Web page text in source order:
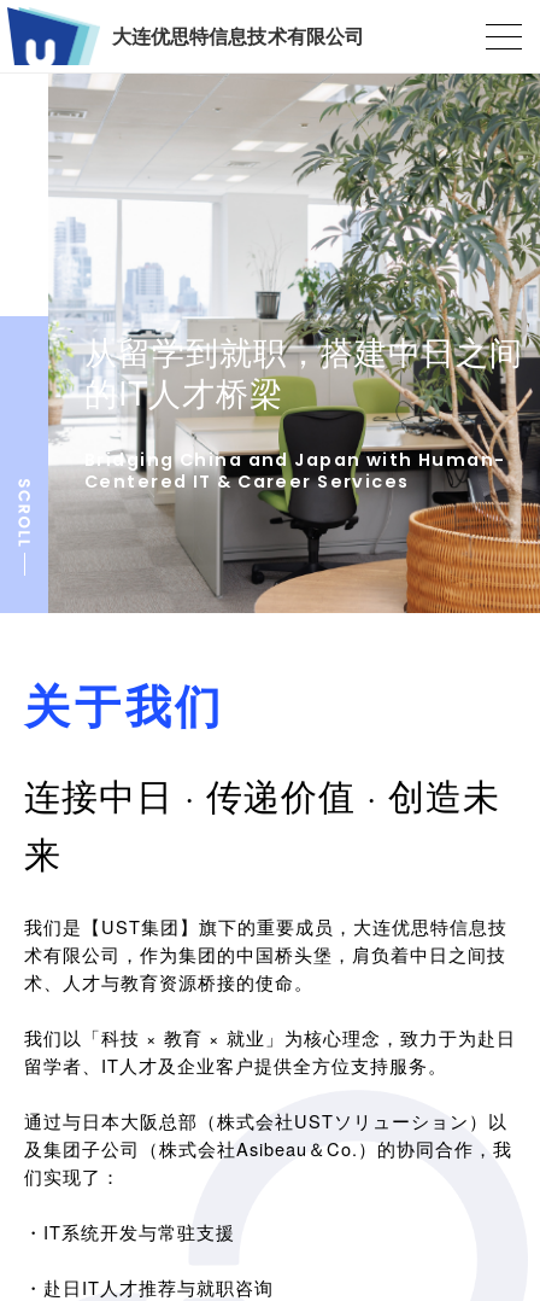
大连优思特信息技术有限公司
从留学到就职，搭建中日之间
的IT人才桥梁
Bridging China and Japan with Human-
Centered IT & Career Services
关于我们
连接中日 · 传递价值 · 创造未
来
我们是【UST集团】旗下的重要成员，大连优思特信息技
术有限公司，作为集团的中国桥头堡，肩负着中日之间技
术、人才与教育资源桥接的使命。
我们以「科技 × 教育 × 就业」为核心理念，致力于为赴日
留学者、IT人才及企业客户提供全方位支持服务。
通过与日本大阪总部（株式会社USTソリューション）以
及集团子公司（株式会社Asibeau＆Co.）的协同合作，我
们实现了：
・IT系统开发与常驻支援
・赴日IT人才推荐与就职咨询